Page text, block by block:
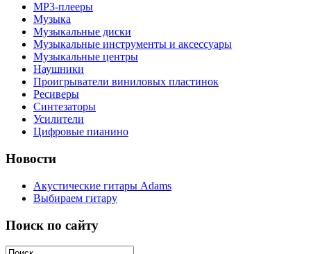
МР3-плееры
Музыка
Музыкальные диски
Музыкальные инструменты и аксессуары
Музыкальные центры
Наушники
Проигрыватели виниловых пластинок
Ресиверы
Синтезаторы
Усилители
Цифровые пианино
Новости
Акустические гитары Adams
Выбираем гитару
Поиск по сайту